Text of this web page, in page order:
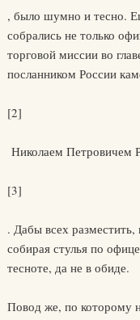
, было шумно и тесно.
собрались не только
торговой миссии во
посланником России
[2]
Николаем Петровичем
[3]
. Дабы всех разместить,
собирая стулья по
тесноте, да не в обиде.
Повод же, по которому